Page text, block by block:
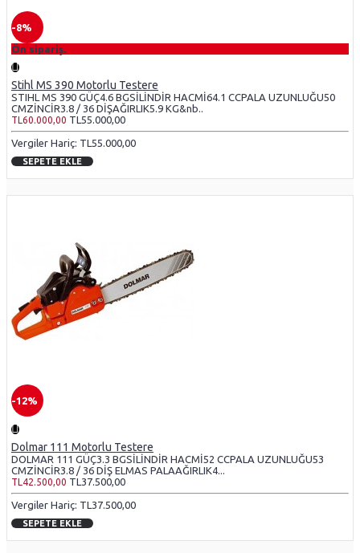
-8%
Ön sipariş.
Stihl MS 390 Motorlu Testere
STIHL MS 390 GÜÇ4.6 BGSİLİNDİR HACMİ64.1 CCPALA UZUNLUĞU50
CMZİNCİR3.8 / 36 DİŞAĞIRLIK5.9 KG&nb..
TL60.000,00 TL55.000,00
Vergiler Hariç: TL55.000,00
SEPETE EKLE
-12%
Dolmar 111 Motorlu Testere
DOLMAR 111 GÜÇ3.3 BGSİLİNDİR HACMİ52 CCPALA UZUNLUĞU53
CMZİNCİR3.8 / 36 DİŞ ELMAS PALAAĞIRLIK4...
TL42.500,00 TL37.500,00
Vergiler Hariç: TL37.500,00
SEPETE EKLE